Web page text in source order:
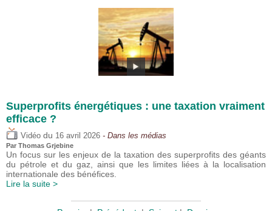
Superprofits énergétiques : une taxation vraiment
efficace ?
Vidéo du 16 avril 2026 - Dans les médias
Par Thomas Grjebine
Un focus sur les enjeux de la taxation des superprofits des géants
du pétrole et du gaz, ainsi que les limites liées à la localisation
internationale des bénéfices.
Lire la suite >